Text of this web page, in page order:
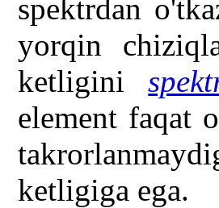
spektrdan
yorqin
ketligini
element faqat
ketligiga ega.